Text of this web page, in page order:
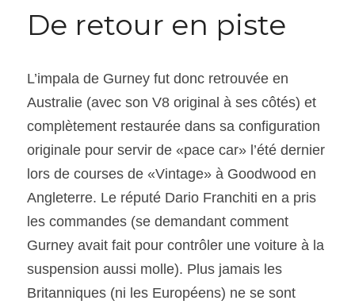
De retour en piste
L’impala de Gurney fut donc retrouvée en
Australie (avec son V8 original à ses côtés) et
complètement restaurée dans sa configuration
originale pour servir de «pace car» l’été dernier
lors de courses de «Vintage» à Goodwood en
Angleterre. Le réputé Dario Franchiti en a pris
les commandes (se demandant comment
Gurney avait fait pour contrôler une voiture à la
suspension aussi molle). Plus jamais les
Britanniques (ni les Européens) ne se sont